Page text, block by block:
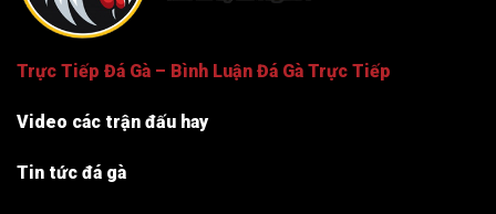
Trực Tiếp Đá Gà – Bình Luận Đá Gà Trực Tiếp
Video các trận đấu hay
Tin tức đá gà